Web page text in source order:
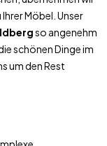
Möbel. Unser
so angenehm
schönen Dinge im
um den Rest